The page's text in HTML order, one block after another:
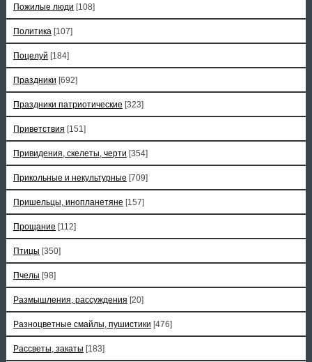
Пожилые люди [108]
Политика [107]
Поцелуй [184]
Праздники [692]
Праздники патриотические [323]
Приветствия [151]
Привидения, скелеты, черти [354]
Прикольные и некультурные [709]
Пришельцы, инопланетяне [157]
Прощание [112]
Птицы [350]
Пчелы [98]
Размышления, рассуждения [20]
Разноцветные смайлы, пушистики [476]
Рассветы, закаты [183]